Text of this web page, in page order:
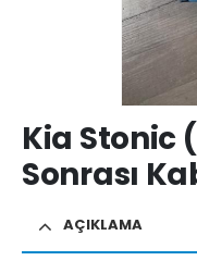
Kia Stonic
Sonrası
AÇIKLAMA